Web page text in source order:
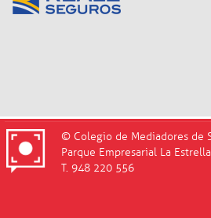
© Colegio de Mediadores de
Parque Empresarial La
T. 948 220 556